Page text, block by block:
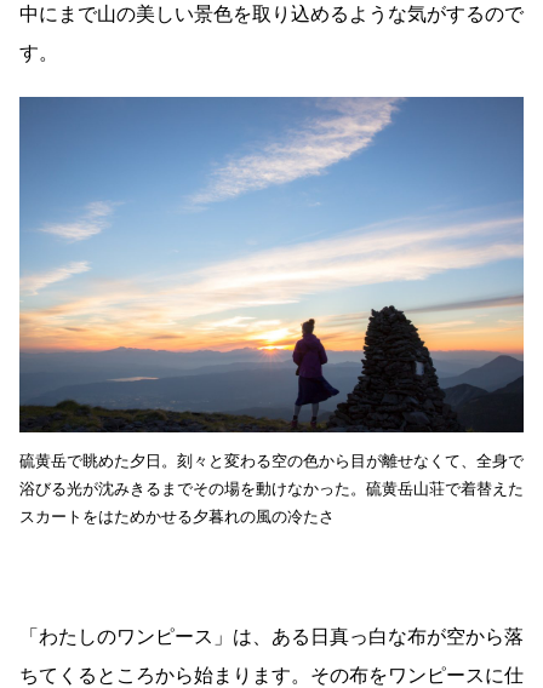
中にまで山の美しい景色を取り込めるような気がするので
す。
硫黄岳で眺めた夕日。刻々と変わる空の色から目が離せなくて、全身で
浴びる光が沈みきるまでその場を動けなかった。硫黄岳山荘で着替えた
スカートをはためかせる夕暮れの風の冷たさ
「わたしのワンピース」は、ある日真っ白な布が空から落
ちてくるところから始まります。その布をワンピースに仕